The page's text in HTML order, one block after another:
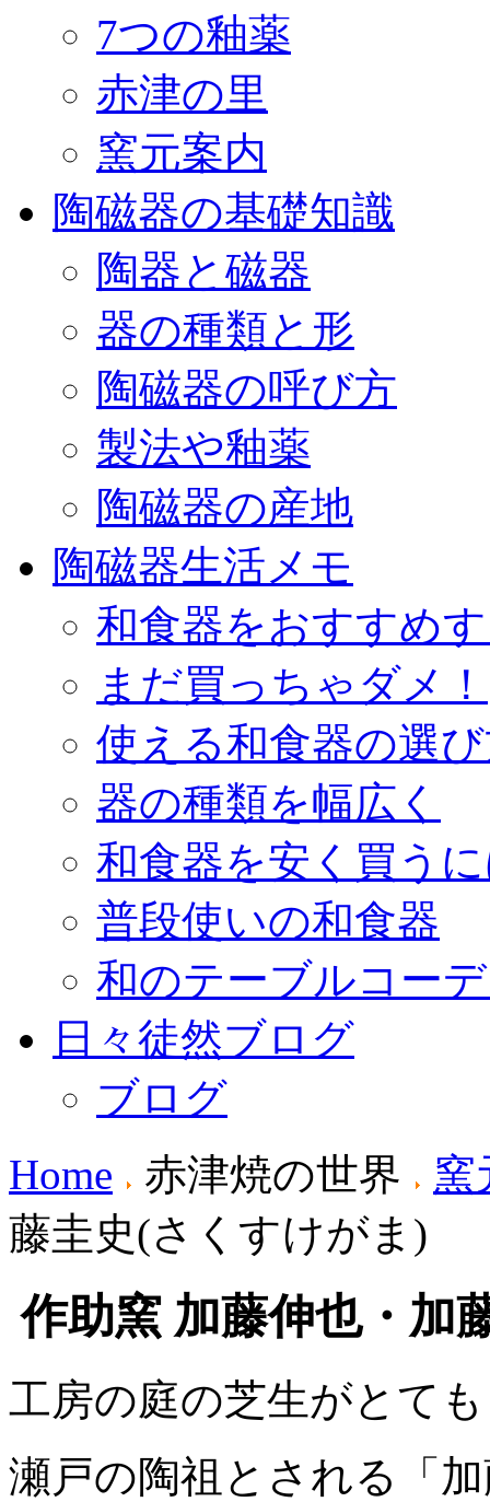
7つの釉薬
赤津の里
窯元案内
陶磁器の基礎知識
陶器と磁器
器の種類と形
陶磁器の呼び方
製法や釉薬
陶磁器の産地
陶磁器生活メモ
和食器をおすすめ
まだ買っちゃダメ！
使える和食器の選
器の種類を幅広く
和食器を安く買う
普段使いの和食器
和のテーブルコー
日々徒然ブログ
ブログ
Home
赤津焼の世界
窯
藤圭史(さくすけがま)
作助窯 加藤伸也・加
工房の庭の芝生がとて
瀬戸の陶祖とされる「